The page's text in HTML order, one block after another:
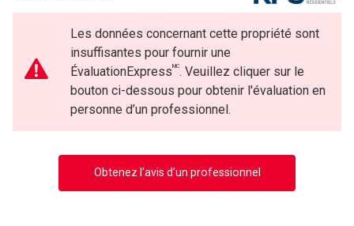
Les données concernant cette propriété sont
insuffisantes pour fournir une
ÉvaluationExpressMC. Veuillez cliquer sur le
bouton ci-dessous pour obtenir l'évaluation en
personne d’un professionnel.
Obtenez l’avis d’un professionnel